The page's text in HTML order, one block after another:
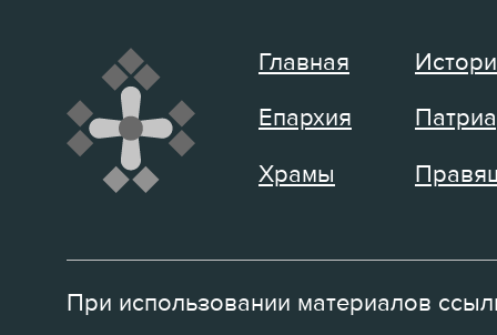
Главная
Епархия
Храмы
При использовании материалов